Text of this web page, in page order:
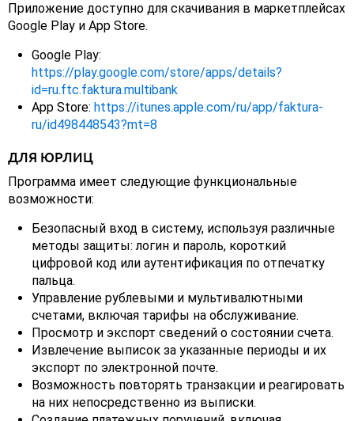
Приложение доступно для скачивания в маркетплейсах
Google Play и App Store.
Google Play:
https://play.google.com/store/apps/details?
id=ru.ftc.faktura.multibank
App Store: https://itunes.apple.com/ru/app/faktura-
ru/id498448543?mt=8
ДЛЯ ЮРЛИЦ
Программа имеет следующие функциональные
возможности:
Безопасный вход в систему, используя различные
методы защиты: логин и пароль, короткий
цифровой код или аутентификация по отпечатку
пальца.
Управление рублевыми и мультивалютными
счетами, включая тарифы на обслуживание.
Просмотр и экспорт сведений о состоянии счета.
Извлечение выписок за указанные периоды и их
экспорт по электронной почте.
Возможность повторять транзакции и реагировать
на них непосредственно из выписки.